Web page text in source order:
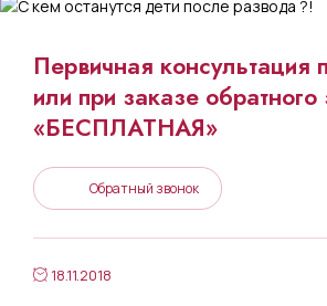
Первичная консультация
или при заказе обратного
«БЕСПЛАТНАЯ»
Обратный звонок
18.11.2018